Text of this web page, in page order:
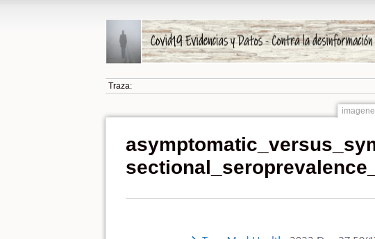
Traza: